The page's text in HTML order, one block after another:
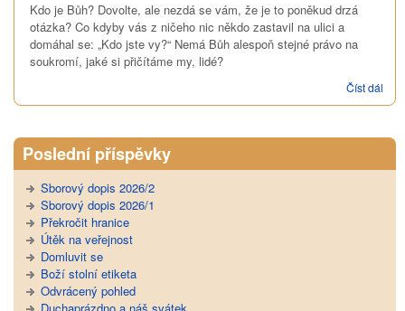
Kdo je Bůh? Dovolte, ale nezdá se vám, že je to poněkud drzá
otázka? Co kdyby vás z ničeho nic někdo zastavil na ulici a
domáhal se: „Kdo jste vy?“ Nemá Bůh alespoň stejné právo na
soukromí, jaké si přičítáme my, lidé?
Číst dál
Poslední příspěvky
Sborový dopis 2026/2
Sborový dopis 2026/1
Překročit hranice
Útěk na veřejnost
Domluvit se
Boží stolní etiketa
Odvrácený pohled